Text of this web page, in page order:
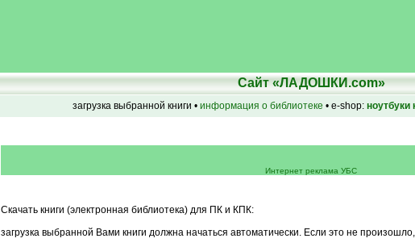
Сайт «ЛАДОШКИ.com»
загрузка выбранной книги • информация о библиотеке • e-shop: ноутбуки
Интернет реклама УБС
Скачать книги (электронная библиотека) для ПК и КПК:
загрузка выбранной Вами книги должна начаться автоматически. Если это не